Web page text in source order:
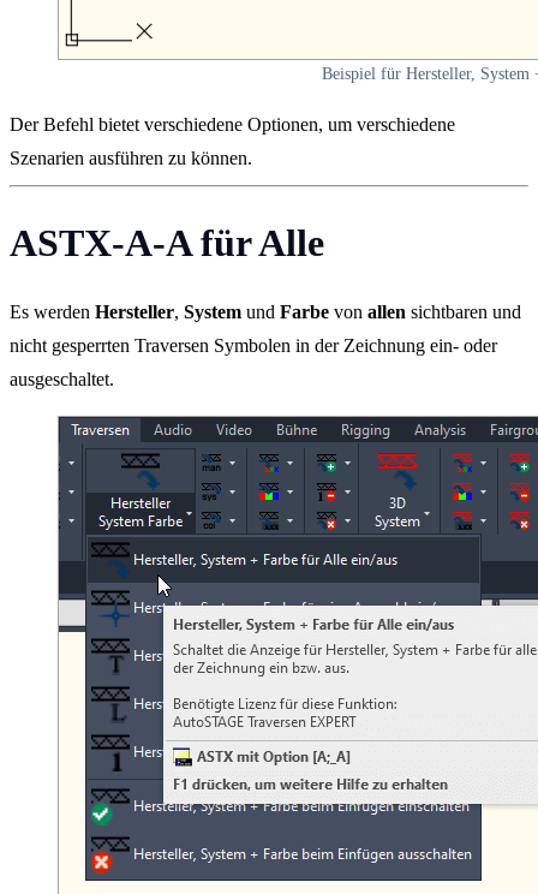
Beispiel für Hersteller, System
Der Befehl bietet verschiedene Optionen, um verschiedene
Szenarien ausführen zu können.
ASTX-A-A für Alle
Es werden Hersteller, System und Farbe von allen sichtbaren und
nicht gesperrten Traversen Symbolen in der Zeichnung ein- oder
ausgeschaltet.